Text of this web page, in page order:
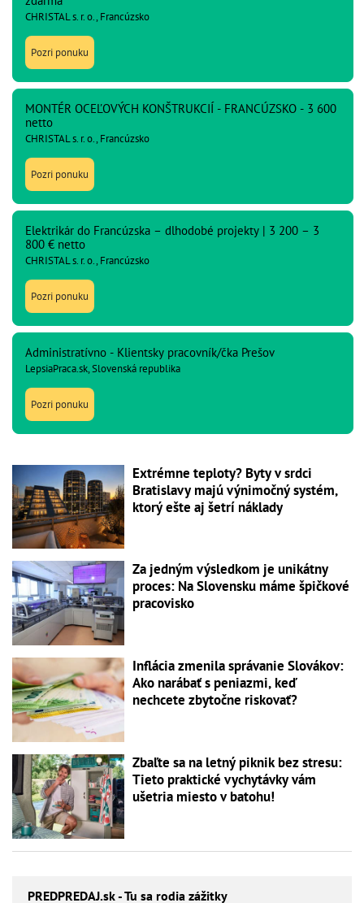
CHRISTAL s. r. o., Francúzsko
Pozri ponuku
MONTÉR OCEĽOVÝCH KONŠTRUKCIÍ - FRANCÚZSKO - 3 600
netto
CHRISTAL s. r. o., Francúzsko
Pozri ponuku
Elektrikár do Francúzska – dlhodobé projekty | 3 200 – 3
800 € netto
CHRISTAL s. r. o., Francúzsko
Pozri ponuku
Administratívno - Klientsky pracovník/čka Prešov
LepsiaPraca.sk, Slovenská republika
Pozri ponuku
Extrémne teploty? Byty v srdci
Bratislavy majú výnimočný systém,
ktorý ešte aj šetrí náklady
Za jedným výsledkom je unikátny
proces: Na Slovensku máme špičkové
pracovisko
Inflácia zmenila správanie Slovákov:
Ako narábať s peniazmi, keď
nechcete zbytočne riskovať?
Zbaľte sa na letný piknik bez stresu:
Tieto praktické vychytávky vám
ušetria miesto v batohu!
PREDPREDAJ.sk - Tu sa rodia zážitky